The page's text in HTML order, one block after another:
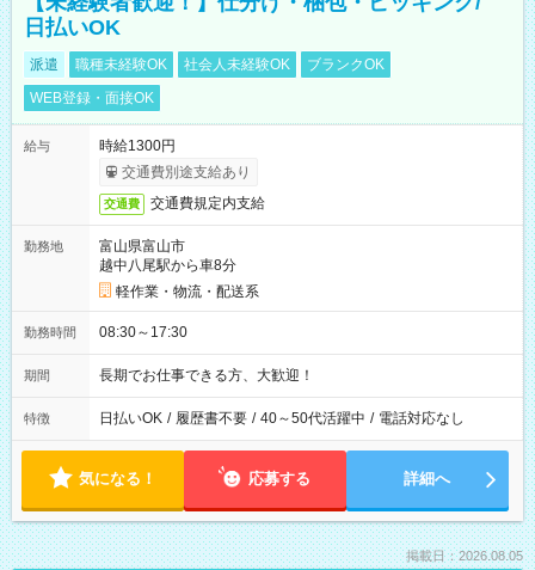
日払いOK
派遣 職種未経験OK 社会人未経験OK
ブランクOK
WEB登録・面接OK
給与
時給1300円
交通費別途支給あり
交通費 交通費規定内支給
勤務地
富山県富山市
越中八尾駅から車8分
軽作業・物流・配送系
勤務時間 08:30～17:30
期間 長期でお仕事できる方、大歓迎！
特徴 日払いOK / 履歴書不要 / 40～50代活躍中 / 電話対応なし
気になる！ 応募する 詳細へ
掲載日：2026.08.05